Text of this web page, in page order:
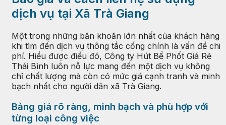
dịch vụ tại Xã Trà Giang
Một trong những băn khoăn lớn nhất của khách hàng
khi tìm đến dịch vụ thông tắc cống chính là vấn đề chi
phí. Hiểu được điều đó, Công ty Hút Bể Phốt Giá Rẻ
Thái Bình luôn nỗ lực mang đến một dịch vụ không
chỉ chất lượng mà còn có mức giá cạnh tranh và minh
bạch nhất cho người dân xã Trà Giang.
Bảng giá rõ ràng, minh bạch và phù hợp với
từng loại công việc